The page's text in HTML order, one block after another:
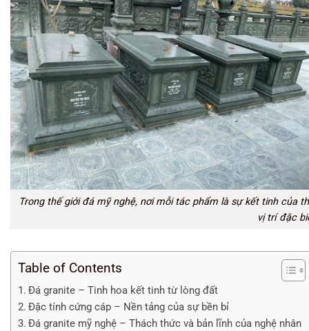
Trong thế giới đá mỹ nghệ, nơi mỗi tác phẩm là sự kết tinh của
vị trí đặc
Table of Contents
Đá granite – Tinh hoa kết tinh từ lòng đất
Đặc tính cứng cáp – Nền tảng của sự bền bỉ
Đá granite mỹ nghệ – Thách thức và bản lĩnh của nghệ nhân